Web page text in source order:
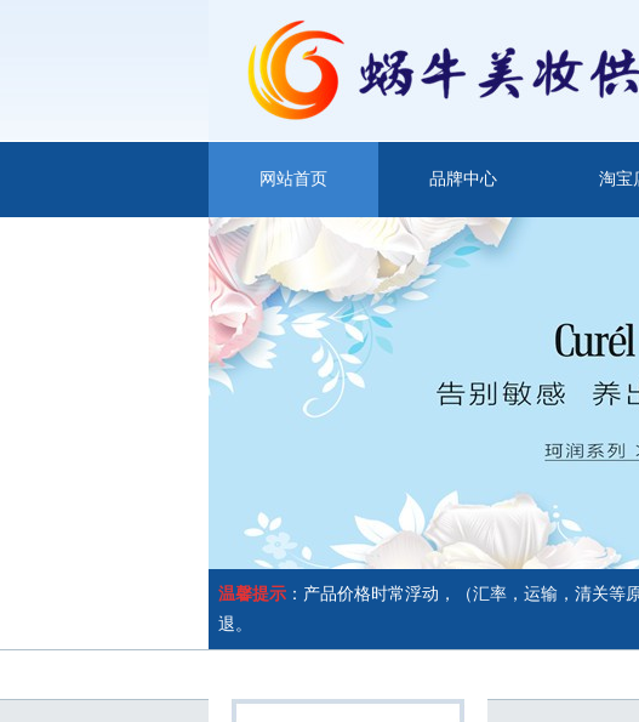
网站首页 品牌中心 淘宝
温馨提示 ：产品价格时常浮动，（汇率，运输，清关
退。